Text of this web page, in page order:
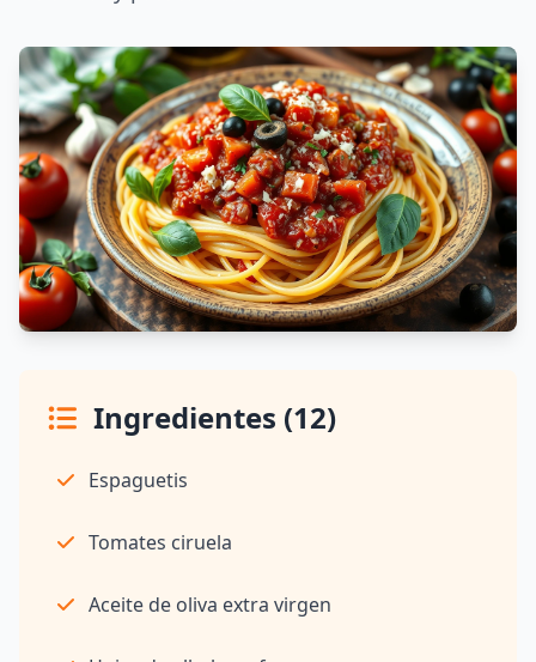
Ingredientes (12)
Espaguetis
Tomates ciruela
Aceite de oliva extra virgen